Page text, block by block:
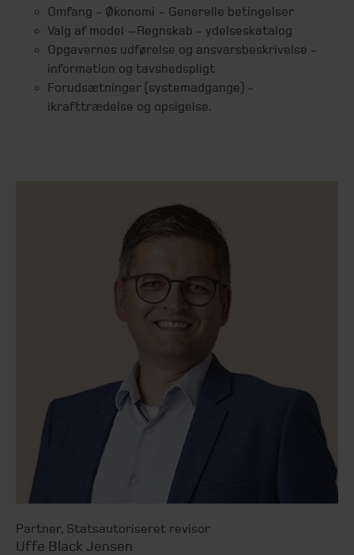
Omfang - Økonomi - Generelle betingelser
Valg af model – Regnskab - ydelseskatalog
Opgavernes udførelse og ansvarsbeskrivelse -
information og tavshedspligt
Forudsætninger (systemadgange) -
ikrafttrædelse og opsigelse.
Partner, Statsautoriseret revisor
Uffe Black Jensen